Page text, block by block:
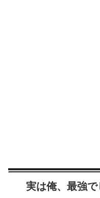
実は俺、最強